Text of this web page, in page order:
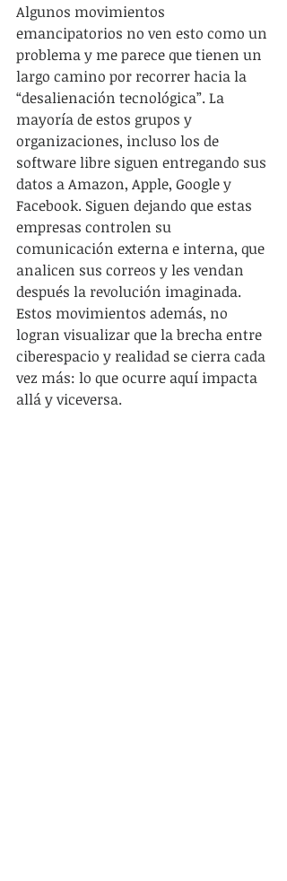
Algunos movimientos
emancipatorios no ven esto como un
problema y me parece que tienen un
largo camino por recorrer hacia la
“desalienación tecnológica”. La
mayoría de estos grupos y
organizaciones, incluso los de
software libre siguen entregando sus
datos a Amazon, Apple, Google y
Facebook. Siguen dejando que estas
empresas controlen su
comunicación externa e interna, que
analicen sus correos y les vendan
después la revolución imaginada.
Estos movimientos además, no
logran visualizar que la brecha entre
ciberespacio y realidad se cierra cada
vez más: lo que ocurre aquí impacta
allá y viceversa.